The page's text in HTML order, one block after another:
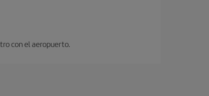
con el aeropuerto.